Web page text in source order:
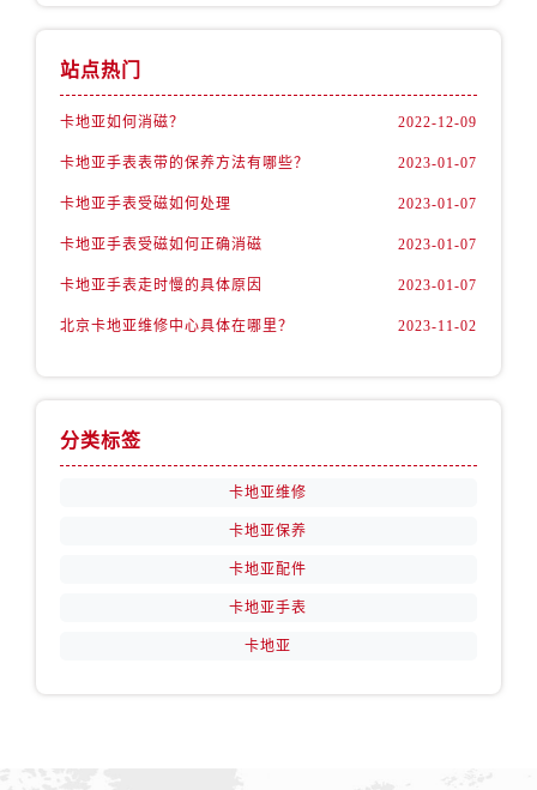
站点热门
卡地亚如何消磁？ 2022-12-09
卡地亚手表表带的保养方法有哪些？ 2023-01-07
卡地亚手表受磁如何处理 2023-01-07
卡地亚手表受磁如何正确消磁 2023-01-07
卡地亚手表走时慢的具体原因 2023-01-07
北京卡地亚维修中心具体在哪里？ 2023-11-02
分类标签
卡地亚维修
卡地亚保养
卡地亚配件
卡地亚手表
卡地亚